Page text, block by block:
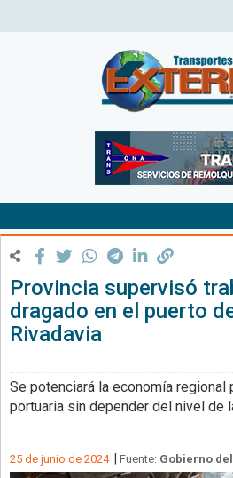
Provincia supervisó
dragado en el puerto
Rivadavia
Se potenciará la economía
portuaria sin depender del nivel de
25 de junio de 2024| Fuente: Gobierno